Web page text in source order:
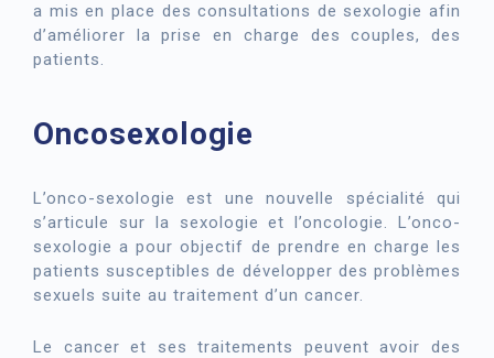
a mis en place des consultations de sexologie afin
d’améliorer la prise en charge des couples, des
patients.
Oncosexologie
L’onco-sexologie est une nouvelle spécialité qui
s’articule sur la sexologie et l’oncologie. L’onco-
sexologie a pour objectif de prendre en charge les
patients susceptibles de développer des problèmes
sexuels suite au traitement d’un cancer.
Le cancer et ses traitements peuvent avoir des